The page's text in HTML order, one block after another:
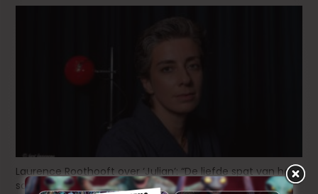
Laurence Roothooft over ‘Julian’: “De liefde spat van het
scherm”